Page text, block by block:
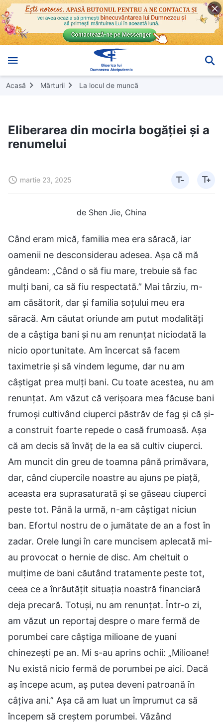
Acasă Mărturii La locul de muncă
Eliberarea din mocirla bogăției și a
renumelui
martie 23, 2025
de Shen Jie, China
Când eram mică, familia mea era săracă, iar
oamenii ne desconsiderau adesea. Așa că mă
gândeam: „Când o să fiu mare, trebuie să fac
mulți bani, ca să fiu respectată.” Mai târziu, m-
am căsătorit, dar și familia soțului meu era
săracă. Am căutat oriunde am putut modalități
de a câștiga bani și nu am renunțat niciodată la
nicio oportunitate. Am încercat să facem
taximetrie și să vindem legume, dar nu am
câștigat prea mulți bani. Cu toate acestea, nu am
renunțat. Am văzut că verișoara mea făcuse bani
frumoși cultivând ciuperci păstrăv de fag și că și-
a construit foarte repede o casă frumoasă. Așa
că am decis să învăț de la ea să cultiv ciuperci.
Am muncit din greu de toamna până primăvara,
dar, când ciupercile noastre au ajuns pe piață,
aceasta era suprasaturată și se găseau ciuperci
peste tot. Până la urmă, n-am câștigat niciun
ban. Efortul nostru de o jumătate de an a fost în
zadar. Orele lungi în care muncisem aplecată mi-
au provocat o hernie de disc. Am cheltuit o
mulțime de bani căutând tratamente peste tot,
ceea ce a înrăutățit situația noastră financiară
deja precară. Totuși, nu am renunțat. Într-o zi,
am văzut un reportaj despre o mare fermă de
porumbei care câștiga milioane de yuani
chinezești pe an. Mi s-au aprins ochii: „Milioane!
Nu există nicio fermă de porumbei pe aici. Dacă
aș începe acum, aș putea deveni patroană în
câțiva ani.” Așa că am luat un împrumut ca să
începem să creștem porumbei. Văzând